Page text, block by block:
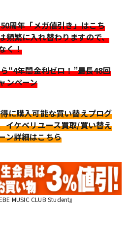
周年「メガ値引き」はこち
頻繁に入れ替わりますので、
く！
“4年間金利ゼロ！”最長48回
ンペーン
に購入可能な買い替えプログ
イケベリユース買取/買い替え
ン詳細はこちら
MUSIC CLUB Student』